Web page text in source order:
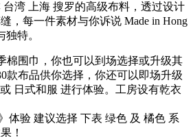
湾 上海 搜罗的高级布料，透过设计
，每一件素材与你诉说 Made in Hong
特。
棉围巾，你也可以到场选择或升级其
款布品供你选择，你还可以即场升级
日式和服 进行体验。工房设有乾衣
体验 建议选择 下表 绿色 及 橘色 系
！